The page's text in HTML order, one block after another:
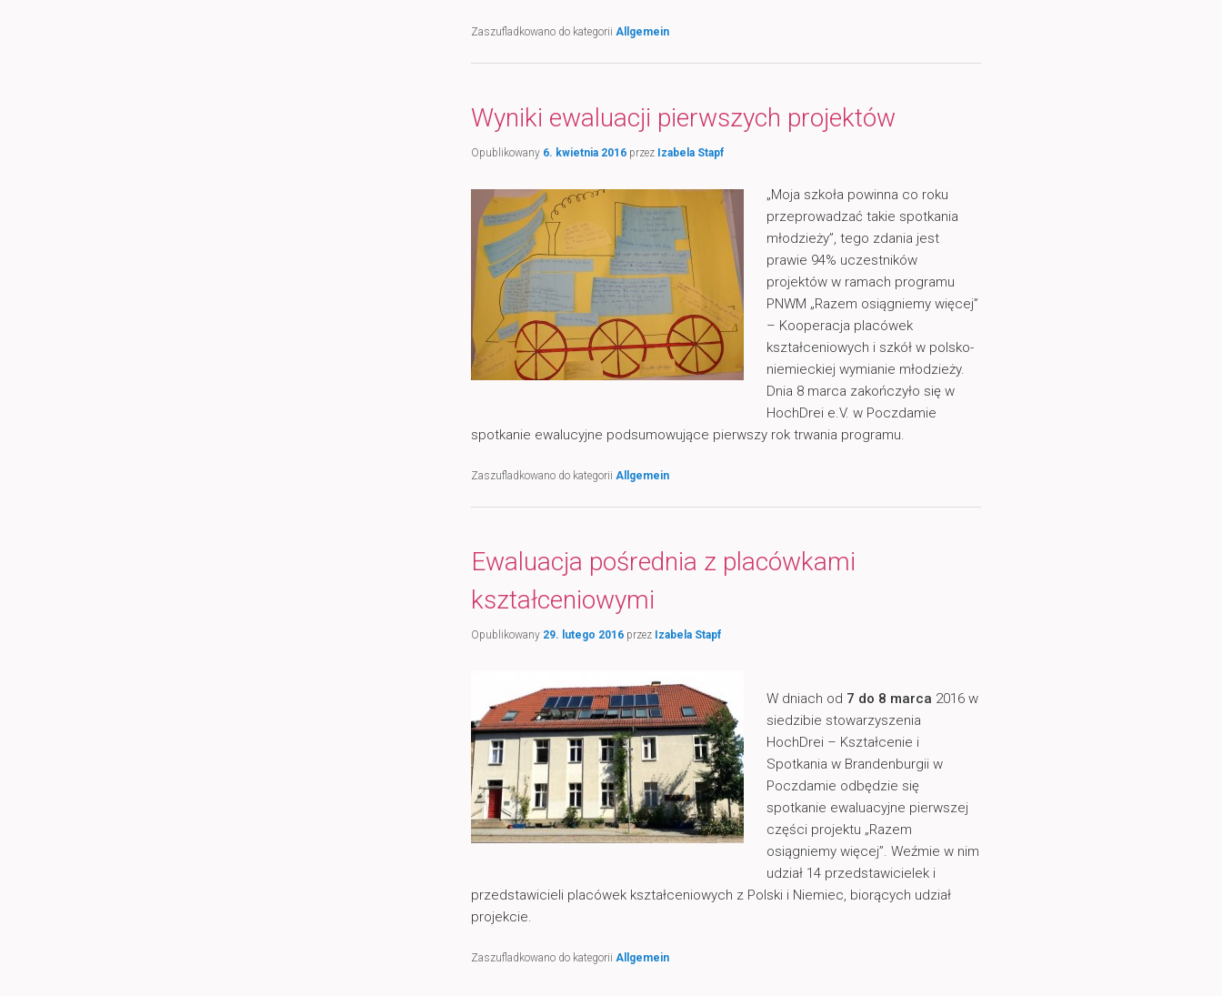
Zaszufladkowano do kategorii Allgemein
Wyniki ewaluacji pierwszych projektów
Opublikowany 6. kwietnia 2016 przez Izabela Stapf
„Moja szkoła powinna co roku
przeprowadzać takie spotkania
młodzieży”, tego zdania jest
prawie 94% uczestników
projektów w ramach programu
PNWM „Razem osiągniemy więcej”
– Kooperacja placówek
kształceniowych i szkół w polsko-
niemieckiej wymianie młodzieży.
Dnia 8 marca zakończyło się w
HochDrei e.V. w Poczdamie
spotkanie ewalucyjne podsumowujące pierwszy rok trwania programu.
Zaszufladkowano do kategorii Allgemein
Ewaluacja pośrednia z placówkami
kształceniowymi
Opublikowany 29. lutego 2016 przez Izabela Stapf
W dniach od 7 do 8 marca 2016 w
siedzibie stowarzyszenia
HochDrei – Kształcenie i
Spotkania w Brandenburgii w
Poczdamie odbędzie się
spotkanie ewaluacyjne pierwszej
części projektu „Razem
osiągniemy więcej”. Weźmie w nim
udział 14 przedstawicielek i
przedstawicieli placówek kształceniowych z Polski i Niemiec, biorących udział
projekcie.
Zaszufladkowano do kategorii Allgemein